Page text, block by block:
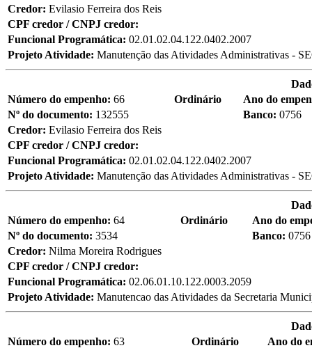
Credor: Evilasio Ferreira dos Reis
CPF credor / CNPJ credor:
Funcional Programática: 02.01.02.04.122.0402.2007
Projeto Atividade: Manutenção das Atividades Administrativas -
Número do empenho: 66 Ordinário
Ano do
Nº do documento: 132555 Banco: 0756
Credor: Evilasio Ferreira dos Reis
CPF credor / CNPJ credor:
Funcional Programática: 02.01.02.04.122.0402.2007
Projeto Atividade: Manutenção das Atividades Administrativas -
Número do empenho: 64 Ordinário
Ano do
Nº do documento: 3534 Banco: 0756
Credor: Nilma Moreira Rodrigues
CPF credor / CNPJ credor:
Funcional Programática: 02.06.01.10.122.0003.2059
Projeto Atividade: Manutencao das Atividades da Secretaria
Número do empenho: 63 Ordinário
Ano do